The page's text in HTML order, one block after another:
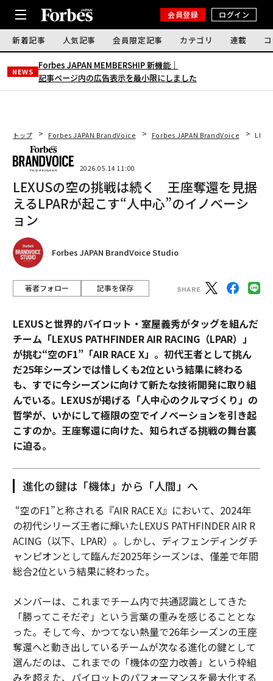
会員登録 ログイン
新着記事 人気記事 会員限定記事 カテゴリ 連載
NEWS
Forbes JAPAN MEMBERSHIP 新機能｜
記事ページ内の広告表示を最小限にしました
トップ Forbes JAPAN BrandVoice Forbes JAPAN BrandVoice
2026.05.14 11:00
LEXUSの空の挑戦は続く 王座奪還を見据
えるLPARが起こす“人中心”のイノベーシ
ョン
Forbes JAPAN BrandVoice Studio
著者フォロー 記事を保存
LEXUSと世界的パイロット・室屋義秀がタッグを組んだ
チーム「LEXUS PATHFINDER AIR RACING（LPAR）」
が挑む“空のF1”「AIR RACE X」。初代王者として挑ん
だ25年シーズンでは惜しくも2位という結果に終わる
も、すでに今シーズンに向けて新たな技術開発に取り組
んでいる。LEXUSが掲げる「人中心のクルマづくり」の
哲学が、いかにして極限の空でイノベーションを引き起
こすのか。王座奪還に向けた、知られざる挑戦の舞台裏
に迫る。
進化の鍵は「機体」から「人間」へ
“空のF1”と称される『AIR RACE X』において、2024年
の初代シリーズ王者に輝いたLEXUS PATHFINDER AIR R
ACING（以下、LPAR）。しかし、ディフェンディングチ
ャンピオンとして臨んだ2025年シーズンは、僅差で年間
総合2位という結果に終わった。
メンバーは、これまでチーム内で共通認識としてきた
「勝ってこそだぞ」という言葉の重みを感じることとな
った。そして今、かつてない熱量で26年シーズンの王座
奪還へと動き出しているチームが次なる進化の鍵として
選んだのは、これまでの「機体の空力改善」という枠組
みを超えた、パイロットのパフォーマンスを最大化する